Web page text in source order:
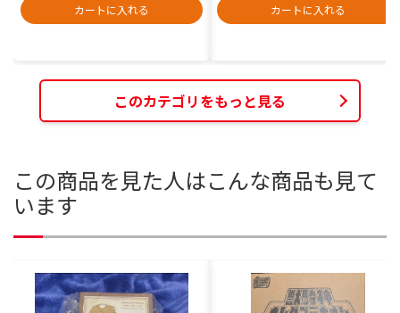
カートに入れる
カートに入れる
このカテゴリをもっと見る
この商品を見た人はこんな商品も見て
います